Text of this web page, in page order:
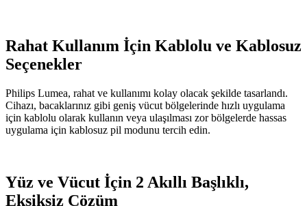
Rahat Kullanım İçin Kablolu ve Kablosuz
Seçenekler
Philips Lumea, rahat ve kullanımı kolay olacak şekilde tasarlandı.
Cihazı, bacaklarınız gibi geniş vücut bölgelerinde hızlı uygulama
için kablolu olarak kullanın veya ulaşılması zor bölgelerde hassas
uygulama için kablosuz pil modunu tercih edin.
Yüz ve Vücut İçin 2 Akıllı Başlıklı,
Eksiksiz Çözüm